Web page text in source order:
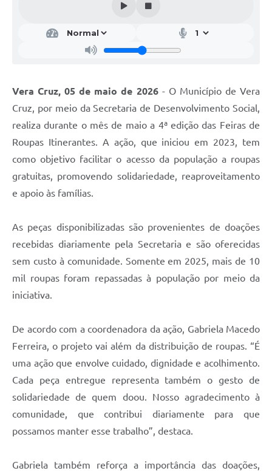
Vera Cruz, 05 de maio de 2026- O Município de Vera
Cruz, por meio da Secretaria de Desenvolvimento Social,
realiza durante o mês de maio a 4ª edição das Feiras de
Roupas Itinerantes. A ação, que iniciou em 2023, tem
como objetivo facilitar o acesso da população a roupas
gratuitas, promovendo solidariedade, reaproveitamento
e apoio às famílias.
As peças disponibilizadas são provenientes de doações
recebidas diariamente pela Secretaria e são oferecidas
sem custo à comunidade. Somente em 2025, mais de 10
mil roupas foram repassadas à população por meio da
iniciativa.
De acordo com a coordenadora da ação, Gabriela Macedo
Ferreira, o projeto vai além da distribuição de roupas. “É
uma ação que envolve cuidado, dignidade e acolhimento.
Cada peça entregue representa também o gesto de
solidariedade de quem doou. Nosso agradecimento à
comunidade, que contribui diariamente para que
possamos manter esse trabalho”, destaca.
Gabriela também reforça a importância das doações,